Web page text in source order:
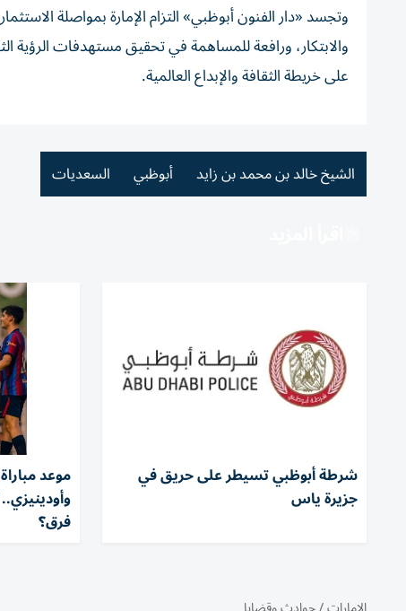
وتجسد «دار الفنون أبوظبي» التزام الإمارة بمواصلة
والابتكار، ورافعة للمساهمة في تحقيق مستهدفات الرؤية
على خريطة الثقافة والإبداع العالمية.
الشيخ خالد بن محمد بن زايد أبوظبي السعديات
شرطة أبوظبي تسيطر على حريق في
جزيرة ياس
موعد
فرق؟